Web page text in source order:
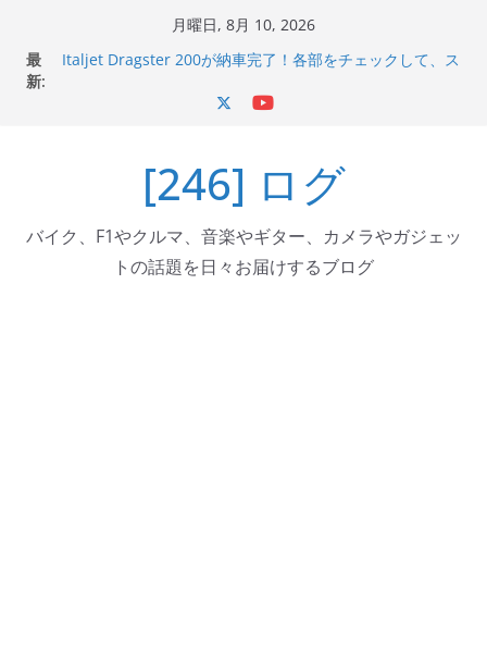
月曜日, 8月 10, 2026
最
新:
Italjet Dragster 200が納車完了！各部をチェックして、ス
器エフェクターが返礼品でもらえる！
Italjet Dragster 200のフロントISSサスの動きが判ったら
コーナリングが楽しくなった
[246] ログ
バイク、F1やクルマ、音楽やギター、カメラやガジェッ
トの話題を日々お届けするブログ